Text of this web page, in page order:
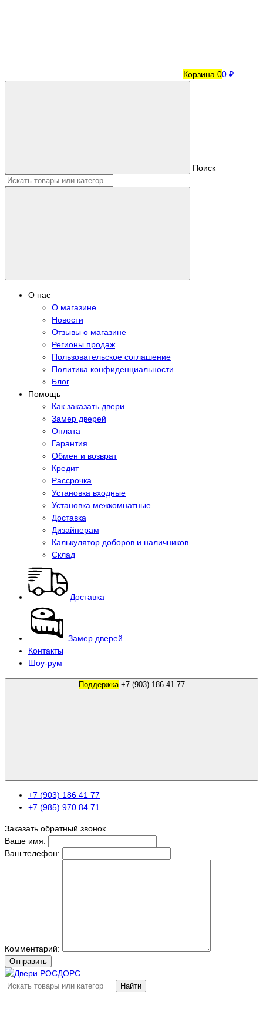
Корзина 00 ₽
Поиск
О нас
О магазине
Новости
Отзывы о магазине
Регионы продаж
Пользовательское соглашение
Политика конфиденциальности
Блог
Помощь
Как заказать двери
Замер дверей
Оплата
Гарантия
Обмен и возврат
Кредит
Рассрочка
Установка входные
Установка межкомнатные
Доставка
Дизайнерам
Калькулятор доборов и наличников
Склад
Доставка
Замер дверей
Контакты
Шоу-рум
Поддержка +7 (903) 186 41 77
+7 (903) 186 41 77
+7 (985) 970 84 71
Заказать обратный звонок
Ваше имя:
Ваш телефон:
Комментарий:
Отправить
Найти